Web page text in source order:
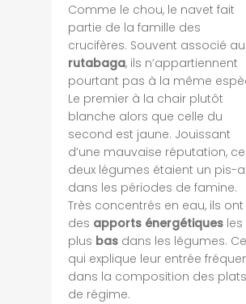
Comme le chou, le navet fait
partie de la famille des
crucifères. Souvent associé au
rutabaga, ils n’appartiennent
pourtant pas à la même
Le premier à la chair plutôt
blanche alors que celle du
second est jaune. Jouissant
d’une mauvaise réputation,
deux légumes étaient un pis-
dans les périodes de famine.
Très concentrés en eau, ils ont
des apports énergétiques les
plus bas dans les légumes. Ce
qui explique leur entrée
dans la composition des plats
de régime.